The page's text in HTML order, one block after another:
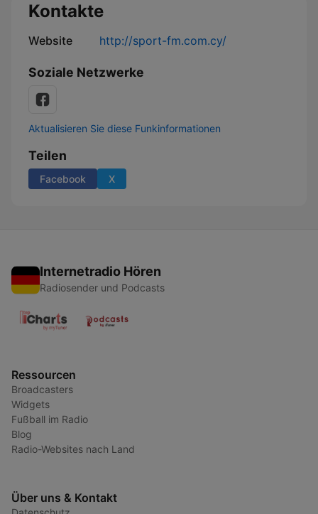
Kontakte
Website http://sport-fm.com.cy/
Soziale Netzwerke
Aktualisieren Sie diese Funkinformationen
Teilen
Facebook X
Internetradio Hören
Radiosender und Podcasts
Ressourcen
Broadcasters
Widgets
Fußball im Radio
Blog
Radio-Websites nach Land
Über uns & Kontakt